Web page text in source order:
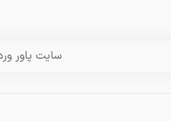
سایت پاور